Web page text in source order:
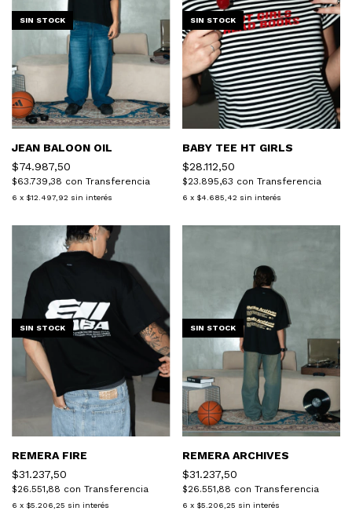
SIN STOCK
JEAN BALOON OIL
$74.987,50
$63.739,38 con Transferencia
6 x $12.497,92 sin interés
SIN STOCK
BABY TEE HT GIRLS
$28.112,50
$23.895,63 con Transferencia
6 x $4.685,42 sin interés
SIN STOCK
REMERA FIRE
$31.237,50
$26.551,88 con Transferencia
6 x $5.206,25 sin interés
SIN STOCK
REMERA ARCHIVES
$31.237,50
$26.551,88 con Transferencia
6 x $5.206,25 sin interés